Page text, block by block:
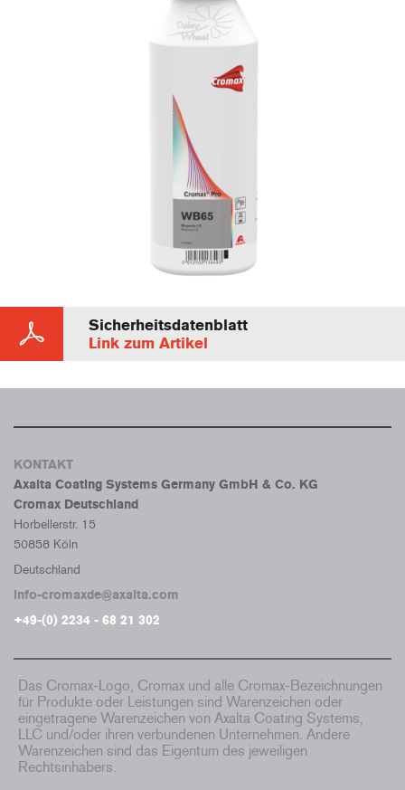
Sicherheitsdatenblatt
Link zum Artikel
KONTAKT
Axalta Coating Systems Germany GmbH & Co. KG
Cromax Deutschland
Horbellerstr. 15
50858 Köln
Deutschland
info-cromaxde@axalta.com
+49-(0) 2234 - 68 21 302
Das Cromax-Logo, Cromax und alle Cromax-Bezeichnungen
für Produkte oder Leistungen sind Warenzeichen oder
eingetragene Warenzeichen von Axalta Coating Systems,
LLC und/oder ihren verbundenen Unternehmen. Andere
Warenzeichen sind das Eigentum des jeweiligen
Rechtsinhabers.